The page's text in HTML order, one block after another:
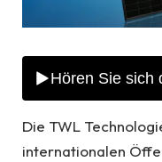
Die TWL
internationalen